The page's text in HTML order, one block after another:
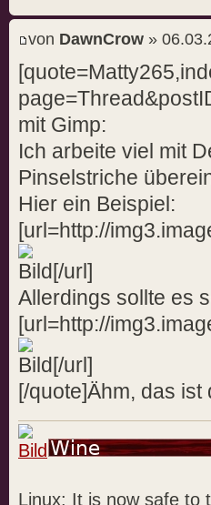
von DawnCrow »
mit Gimp:
Ich arbeite viel mit
Pinselstriche
Hier ein Beispiel:
[url=http://
[/url]
Allerdings sollte es
[url=http://
[/url]
[/quote]Ähm, das
Linux: It is now safe to